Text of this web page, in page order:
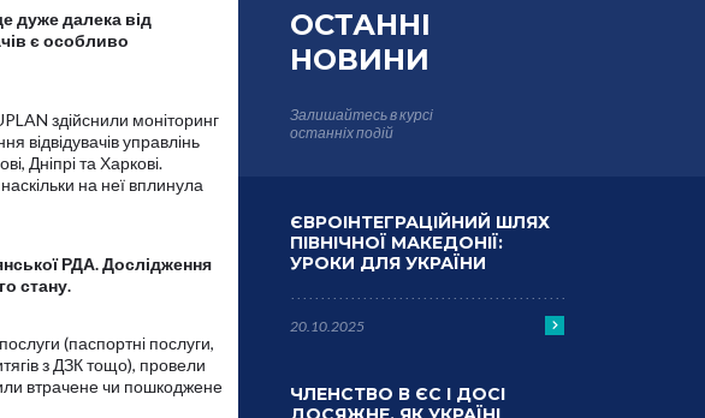
дуже далека від
є особливо
здійснили моніторинг
відвідувачів управлінь
Дніпрі та Харкові.
на неї вплинула
РДА. Дослідження
стану.
(паспортні послуги,
з ДЗК тощо), провели
втрачене чи пошкоджене
ОСТАННІ
НОВИНИ
Залишайтесь в курсі
останніх подій
ЄВРОІНТЕГРАЦІЙНИЙ ШЛЯХ
ПІВНІЧНОЇ МАКЕДОНІЇ:
УРОКИ ДЛЯ УКРАЇНИ
20.10.2025
ЧЛЕНСТВО В ЄС І ДОСІ